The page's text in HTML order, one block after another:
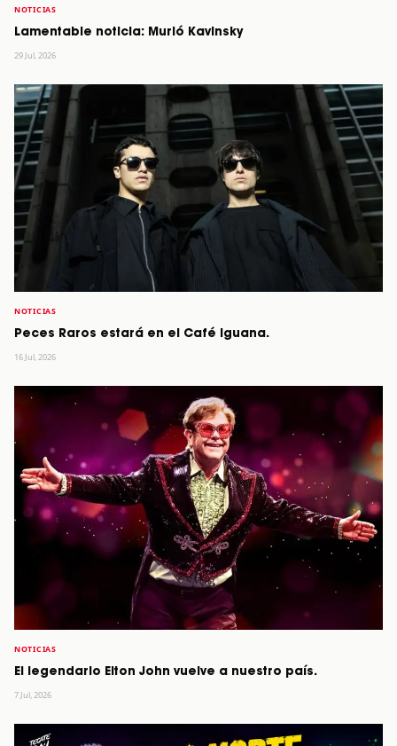
NOTICIAS
Lamentable noticia: Murió Kavinsky
29 Jul, 2026
NOTICIAS
Peces Raros estará en el Café Iguana.
16 Jul, 2026
NOTICIAS
El legendario Elton John vuelve a nuestro país.
7 Jul, 2026